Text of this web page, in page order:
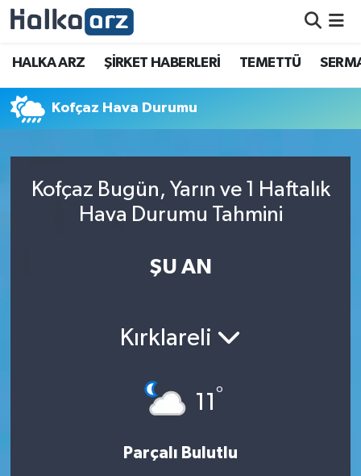
HALKA ARZ ŞİRKET HABERLERİ TEMETTÜ
Kofçaz Hava Durumu
Kofçaz Bugün, Yarın ve 1 Haftalık
Hava Durumu Tahmini
ŞU AN
Kırklareli
11 °
Parçalı Bulutlu
HALKA ARZ
SERMAYE ARTIRIMI
TEMETTÜ
İletişim